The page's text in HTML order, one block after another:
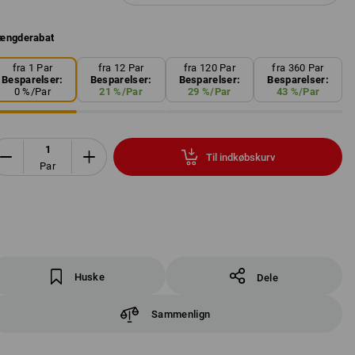
fra 1 Par
Besparelser:
0 %/Par
fra 12 Par
Besparelser:
21 %/Par
fra 120 Par
Besparelser:
29 %/Par
fra 360 Par
Besparelser:
43 %/Par
Par
Til indkøbskurv
Huske Dele
Sammenlign